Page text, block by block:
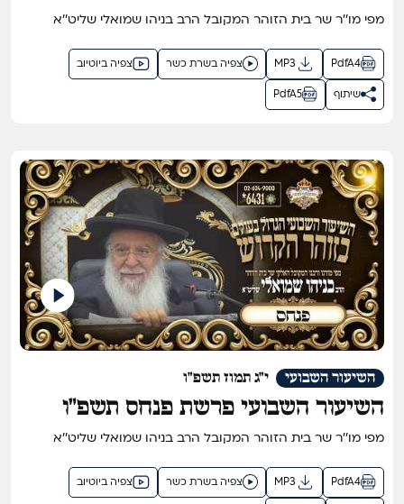
תשפ"ו
מפי מו''ר שר בית הזוהר המקובל הרב בניהו שמואלי שליט''א
צפיה ביוטיוב צפיה בשרת כשר MP3 PdfA4
PdfA5 שיתוף
י"ג תמוז תשפ"ו השיעור השבועי
השיעור השבועי פרשת פנחס תשפ"ו
מפי מו''ר שר בית הזוהר המקובל הרב בניהו שמואלי שליט''א
צפיה ביוטיוב צפיה בשרת כשר MP3 PdfA4